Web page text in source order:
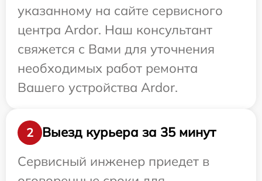
указанному на сайте сервисного
центра Ardor. Наш консультант
свяжется с Вами для уточнения
необходимых работ ремонта
Вашего устройства Ardor.
2
Выезд курьера за 35 минут
Сервисный инженер приедет в